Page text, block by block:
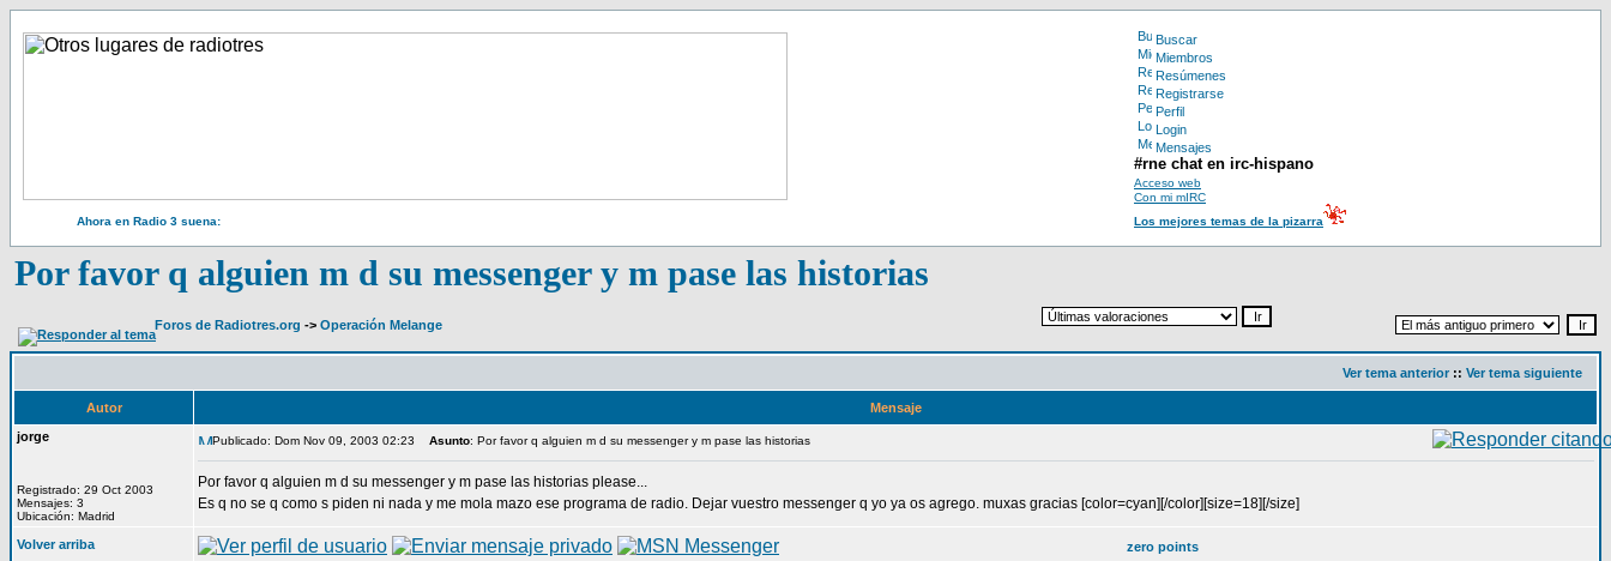
Buscar
Miembros
Resúmenes
Registrarse
Perfil
Login
Mensajes
#rne chat en irc-hispano
Acceso web
Con mi mIRC
Ahora en Radio 3 suena:
Los mejores temas de la pizarra
Por favor q alguien m d su messenger y m pase las historias
Foros de Radiotres.org -> Operación Melange
Ver tema anterior :: Ver tema siguiente
Autor
Mensaje
jorge
Registrado: 29 Oct 2003
Mensajes: 3
Ubicación: Madrid
Publicado: Dom Nov 09, 2003 02:23 Asunto: Por favor q alguien m d su messenger y m pase las historias
Por favor q alguien m d su messenger y m pase las historias please...
Es q no se q como s piden ni nada y me mola mazo ese programa de radio. Dejar vuestro messenger q yo ya os agrego. muxas gracias [color=cyan][/color][size=18][/size]
Volver arriba zero points